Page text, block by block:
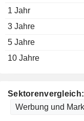
1 Jahr
3 Jahre
5 Jahre
10 Jahre
Sektorenvergleich: